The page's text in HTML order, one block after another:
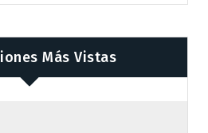
Más Vistas